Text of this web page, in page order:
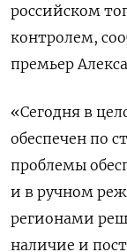
российском
контролем,
премьер
«Сегодня в
обеспечен по
проблемы
и в ручном
регионами
наличие и